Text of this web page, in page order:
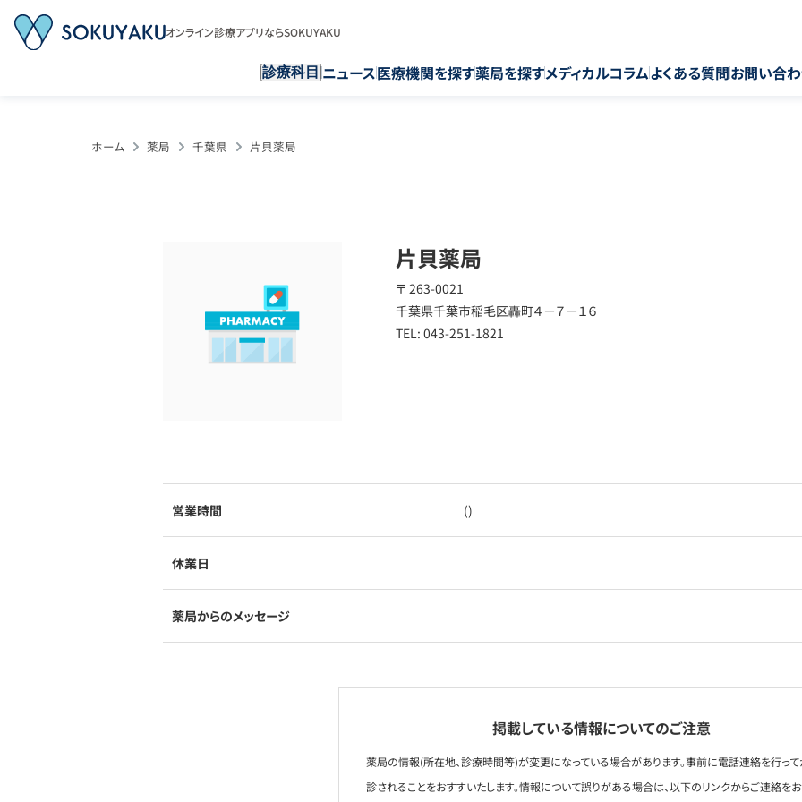
オンライン診療アプリならSOKUYAKU
診療科目 ニュース医療機関を探す薬局を探すメディカルコラムよくある質問お問い合
ホーム 薬局 千葉県 片貝薬局
片貝薬局
〒 263-0021
千葉県千葉市稲毛区轟町４－７－１６
TEL: 043-251-1821
営業時間 ()
休業日
薬局からのメッセージ
掲載している情報についてのご注意
薬局の情報(所在地、診療時間等)が変更になっている場合があります。事前に電話連絡を行っ
診されることをおすすいたします。情報について誤りがある場合は、以下のリンクからご連絡を